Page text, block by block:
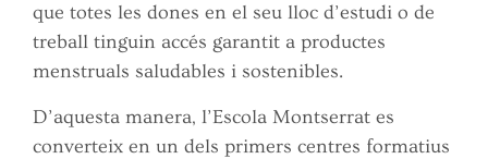
que totes les dones en el seu lloc d’estudi o de
treball tinguin accés garantit a productes
menstruals saludables i sostenibles.
D’aquesta manera, l’Escola Montserrat es
converteix en un dels primers centres formatius